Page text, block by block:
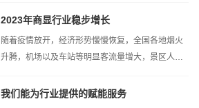
2023年商显行业稳步增长
随着疫情放开，经济形势慢慢恢复，全国各地烟火
升腾，机场以及车站等明显客流量增大，景区人员
我们能为行业提供的赋能服务